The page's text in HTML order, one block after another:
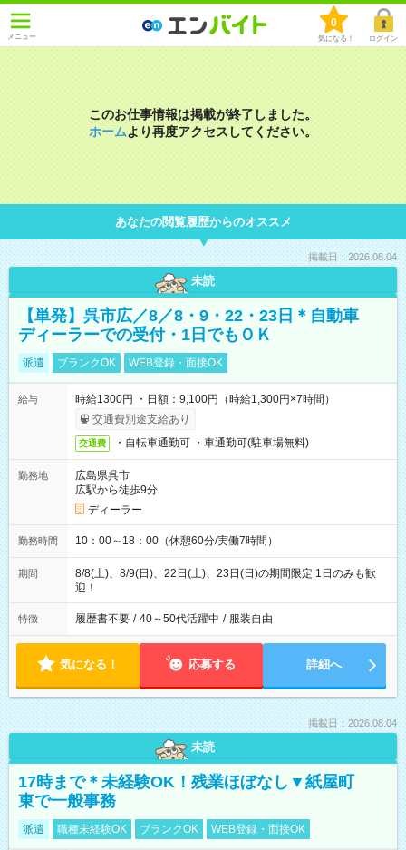
メニュー
0
気になる！ ログイン
このお仕事情報は掲載が終了しました。
ホームより再度アクセスしてください。
あなたの閲覧履歴からのオススメ
掲載日：2026.08.04
未読
【単発】呉市広／8／8・9・22・23日＊自動車
ディーラーでの受付・1日でもＯＫ
派遣 ブランクOK WEB登録・面接OK
給与
時給1300円 ・日額：9,100円（時給1,300円×7時間）
交通費別途支給あり
交通費 ・自転車通勤可 ・車通勤可(駐車場無料)
勤務地
広島県呉市
広駅から徒歩9分
ディーラー
勤務時間 10：00～18：00（休憩60分/実働7時間）
期間
8/8(土)、8/9(日)、22日(土)、23日(日)の期間限定 1日のみも歓
迎！
特徴 履歴書不要 / 40～50代活躍中 / 服装自由
気になる！ 応募する 詳細へ
掲載日：2026.08.04
未読
17時まで＊未経験OK！残業ほぼなし▼紙屋町
東で一般事務
派遣 職種未経験OK ブランクOK WEB登録・面接OK